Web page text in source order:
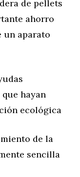
de pellets
ahorro
un aparato
hayan
ecológica
de la
sencilla